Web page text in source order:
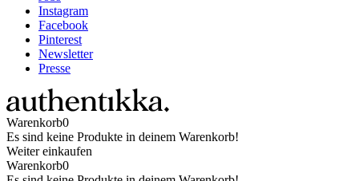
Instagram
Facebook
Pinterest
Newsletter
Presse
Warenkorb0
Es sind keine Produkte in deinem Warenkorb!
Weiter einkaufen
Warenkorb0